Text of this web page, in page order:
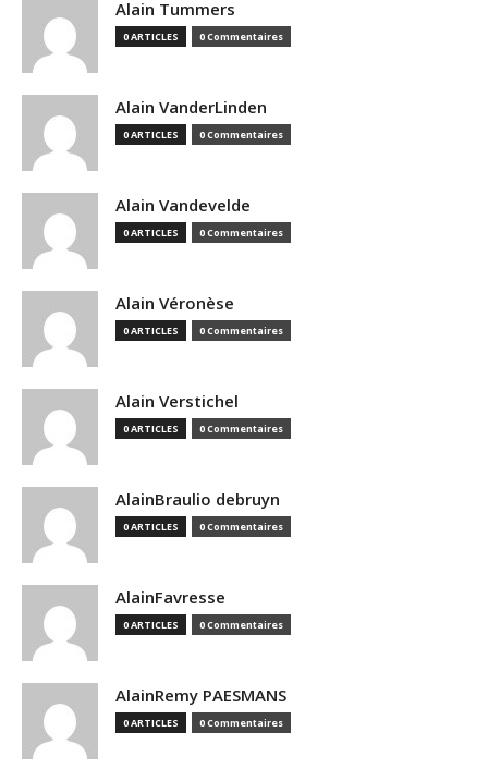
Alain Tummers
0 ARTICLES 0 Commentaires
Alain VanderLinden
0 ARTICLES 0 Commentaires
Alain Vandevelde
0 ARTICLES 0 Commentaires
Alain Véronèse
0 ARTICLES 0 Commentaires
Alain Verstichel
0 ARTICLES 0 Commentaires
AlainBraulio debruyn
0 ARTICLES 0 Commentaires
AlainFavresse
0 ARTICLES 0 Commentaires
AlainRemy PAESMANS
0 ARTICLES 0 Commentaires